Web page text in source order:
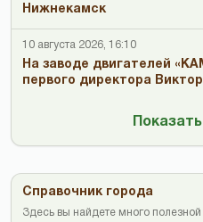
Нижнекамск
10 августа 2026, 16:10
На заводе двигателей
первого директора
Справочник города
Здесь вы найдете много